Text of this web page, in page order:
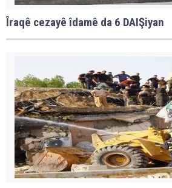
Îraqê cezayê îdamê da 6 DAIŞiyan